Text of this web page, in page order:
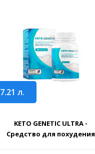
7.21 л.
KETO GENETIC ULTRA -
Средство для похудения